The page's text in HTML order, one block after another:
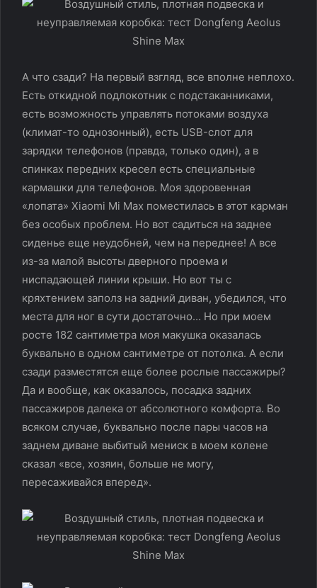
А что сзади? На первый взгляд, все вполне неплохо.
Есть откидной подлокотник с подстаканниками,
есть возможность управлять потоками воздуха
(климат-то однозонный), есть USB-слот для
зарядки телефонов (правда, только один), а в
спинках передних кресел есть специальные
кармашки для телефонов. Моя здоровенная
«лопата» Xiaomi Mi Max поместилась в этот карман
без особых проблем. Но вот садиться на заднее
сиденье еще неудобней, чем на переднее! А все
из-за малой высоты дверного проема и
ниспадающей линии крыши. Но вот ты с
кряхтением заполз на задний диван, убедился, что
места для ног в сути достаточно… Но при моем
росте 182 сантиметра моя макушка оказалась
буквально в одном сантиметре от потолка. А если
сзади разместятся еще более рослые пассажиры?
Да и вообще, как оказалось, посадка задних
пассажиров далека от абсолютного комфорта. Во
всяком случае, буквально после пары часов на
заднем диване выбитый мениск в моем колене
сказал «все, хозяин, больше не могу,
пересаживайся вперед».